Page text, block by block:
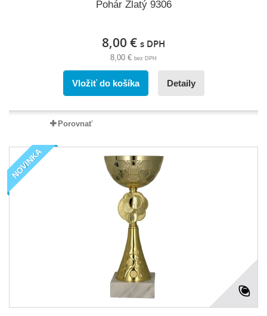
Pohár Zlatý 9306
8,00 € s DPH
8,00 € bez DPH
Vložiť do košíka Detaily
Porovnať
NOVINKA